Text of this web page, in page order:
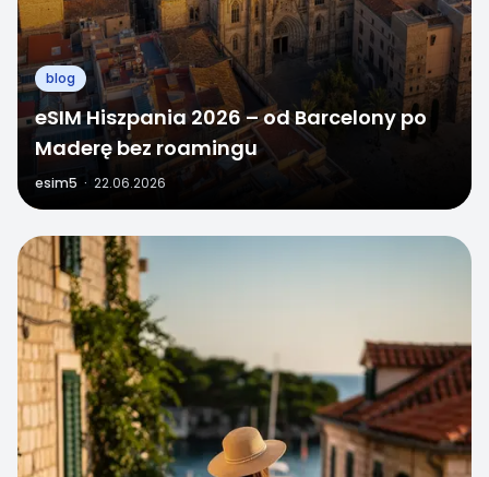
blog
eSIM Hiszpania 2026 – od Barcelony po
Maderę bez roamingu
esim5 · 22.06.2026